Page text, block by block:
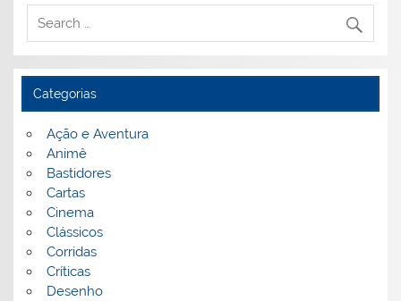
Categorias
Ação e Aventura
Animê
Bastidores
Cartas
Cinema
Clássicos
Corridas
Críticas
Desenho